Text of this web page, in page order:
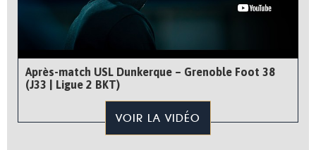
Après-match USL Dunkerque – Grenoble Foot 38
(J33 | Ligue 2 BKT)
VOIR LA VIDÉO